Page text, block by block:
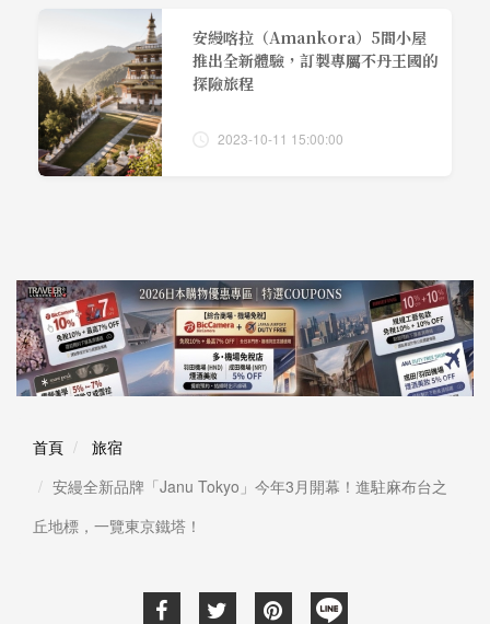
安縵喀拉（Amankora）5間小屋
推出全新體驗，訂製專屬不丹王國的
探險旅程
2023-10-11 15:00:00
首頁
旅宿
安縵全新品牌「Janu Tokyo」今年3月開幕！進駐麻布台之
丘地標，一覽東京鐵塔！